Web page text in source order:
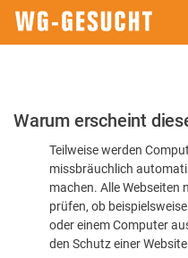
Bitte
dass
Warum erscheint
Teilweise werden
missbräuchlich
machen. Alle Webseiten
prüfen, ob
oder einem Computer
den Schutz einer